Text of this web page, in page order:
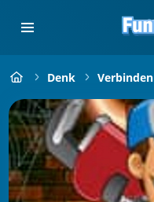
Denk Verbinden